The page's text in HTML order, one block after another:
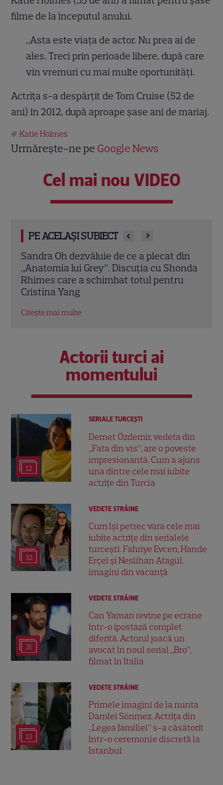
filme de la începutul anului.
„Asta este viața de actor. Nu prea ai de
ales. Treci prin perioade libere, după care
vin vremuri cu mai multe oportunități.
Actrița s-a despărțit de Tom Cruise (52 de
ani) în 2012, după aproape șase ani de mariaj.
Katie Holmes
Urmărește-ne pe Google News
Cel mai nou VIDEO
PE ACELAȘI SUBIECT
Marvel are un nou Black Panther. David
Jonsson preia moștenirea lui Chadwick
Boseman
Actorii turci ai
momentului
12
SERIALE TURCEŞTI
Demet Özdemir, vedeta din
„Fata din vis”, are o poveste
impresionantă. Cum a ajuns
una dintre cele mai iubite
actrițe din Turcia
32
VEDETE STRĂINE
Cum își petrec vara cele mai
iubite actrițe din serialele
turcești. Fahriye Evcen, Hande
Erçel și Neslihan Atagül,
imagini din vacanță
31
VEDETE STRĂINE
Can Yaman revine pe ecrane
într-o ipostază complet
diferită. Actorul joacă un
avocat în noul serial „Bro”,
filmat în Italia
13
VEDETE STRĂINE
Primele imagini de la nunta
Damlei Sönmez. Actrița din
„Legea familiei” s-a căsătorit
într-o ceremonie discretă la
Istanbul